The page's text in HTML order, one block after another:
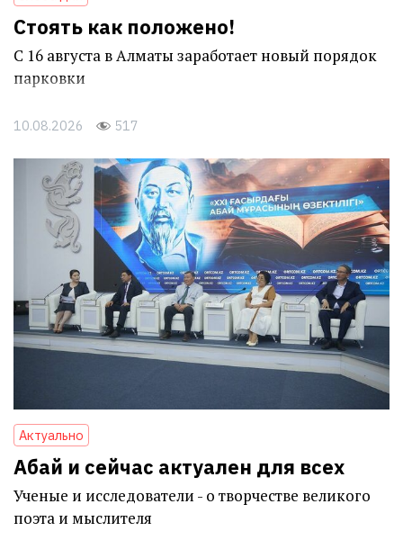
Стоять как положено!
С 16 августа в Алматы заработает новый порядок
парковки
10.08.2026 517
Актуально
Абай и сейчас актуален для всех
Ученые и исследователи - о творчестве великого
поэта и мыслителя